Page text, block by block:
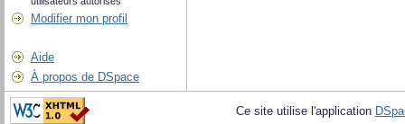
Modifier mon profil
Aide
À propos de DSpace
Ce site utilise l'application